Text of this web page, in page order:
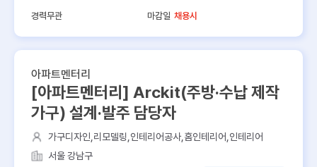
경력무관 마감일 채용시
아파트멘터리
[아파트멘터리] Arckit(주방·수납 제작
가구) 설계·발주 담당자
가구디자인,리모델링,인테리어공사,홈인테리어,인테리어
서울 강남구